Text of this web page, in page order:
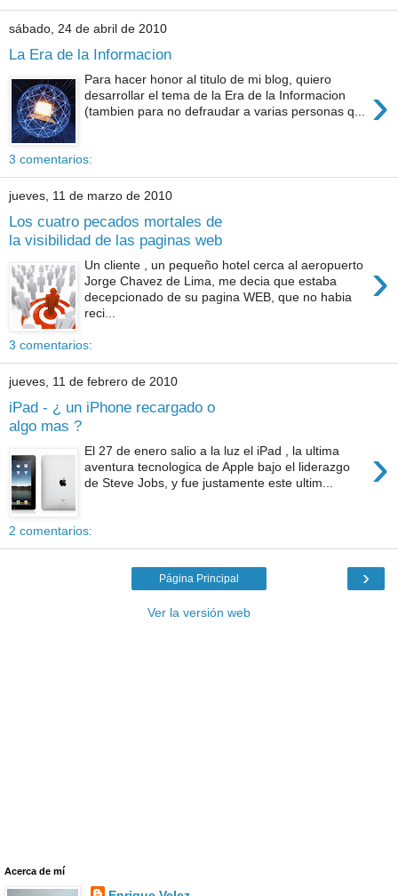
sábado, 24 de abril de 2010
La Era de la Informacion
›
Para hacer honor al titulo de mi blog, quiero
desarrollar el tema de la Era de la Informacion
(tambien para no defraudar a varias personas q...
3 comentarios:
jueves, 11 de marzo de 2010
Los cuatro pecados mortales de
la visibilidad de las paginas web
›
Un cliente , un pequeño hotel cerca al aeropuerto
Jorge Chavez de Lima, me decia que estaba
decepcionado de su pagina WEB, que no habia
reci...
3 comentarios:
jueves, 11 de febrero de 2010
iPad - ¿ un iPhone recargado o
algo mas ?
›
El 27 de enero salio a la luz el iPad , la ultima
aventura tecnologica de Apple bajo el liderazgo
de Steve Jobs, y fue justamente este ultim...
2 comentarios:
›
Página Principal
Ver la versión web
Acerca de mí